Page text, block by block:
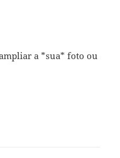
a *sua* foto ou